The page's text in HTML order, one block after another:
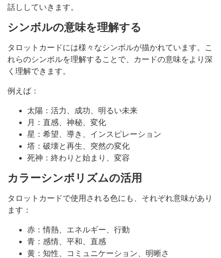
話ししていきます。
シンボルの意味を理解する
タロットカードには様々なシンボルが描かれています。こ
れらのシンボルを理解することで、カードの意味をより深
く理解できます。
例えば：
太陽：活力、成功、明るい未来
月：直感、神秘、変化
星：希望、導き、インスピレーション
塔：破壊と再生、突然の変化
死神：終わりと始まり、変容
カラーシンボリズムの活用
タロットカードで使用される色にも、それぞれ意味があり
ます：
赤：情熱、エネルギー、行動
青：感情、平和、直感
黄：知性、コミュニケーション、明晰さ